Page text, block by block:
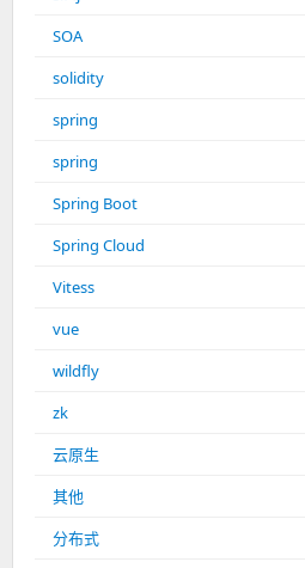
SOA
solidity
spring
spring
Spring Boot
Spring Cloud
Vitess
vue
wildfly
zk
云原生
其他
分布式